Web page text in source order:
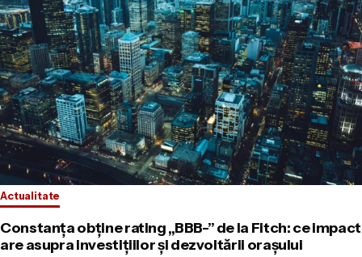
Actualitate
Constanța obține rating „BBB-” de la Fitch: ce impact
are asupra investițiilor și dezvoltării orașului